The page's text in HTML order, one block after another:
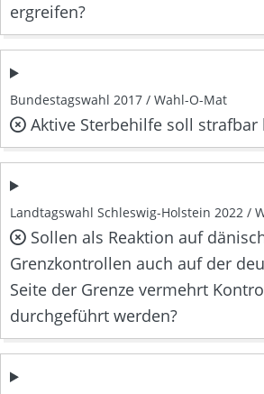
ergreifen?
Bundestagswahl 2017 / Wahl-O-Mat
Aktive Sterbehilfe soll strafbar
Landtagswahl Schleswig-Holstein 2022 /
Sollen als Reaktion auf
Grenzkontrollen auch auf der
Seite der Grenze vermehrt
durchgeführt werden?